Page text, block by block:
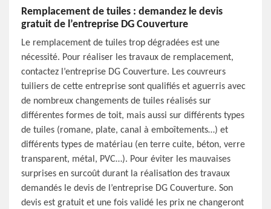
Remplacement de tuiles : demandez le devis
gratuit de l’entreprise DG Couverture
Le remplacement de tuiles trop dégradées est une
nécessité. Pour réaliser les travaux de remplacement,
contactez l’entreprise DG Couverture. Les couvreurs
tuiliers de cette entreprise sont qualifiés et aguerris avec
de nombreux changements de tuiles réalisés sur
différentes formes de toit, mais aussi sur différents types
de tuiles (romane, plate, canal à emboîtements…) et
différents types de matériau (en terre cuite, béton, verre
transparent, métal, PVC…). Pour éviter les mauvaises
surprises en surcoût durant la réalisation des travaux
demandés le devis de l’entreprise DG Couverture. Son
devis est gratuit et une fois validé les prix ne changeront